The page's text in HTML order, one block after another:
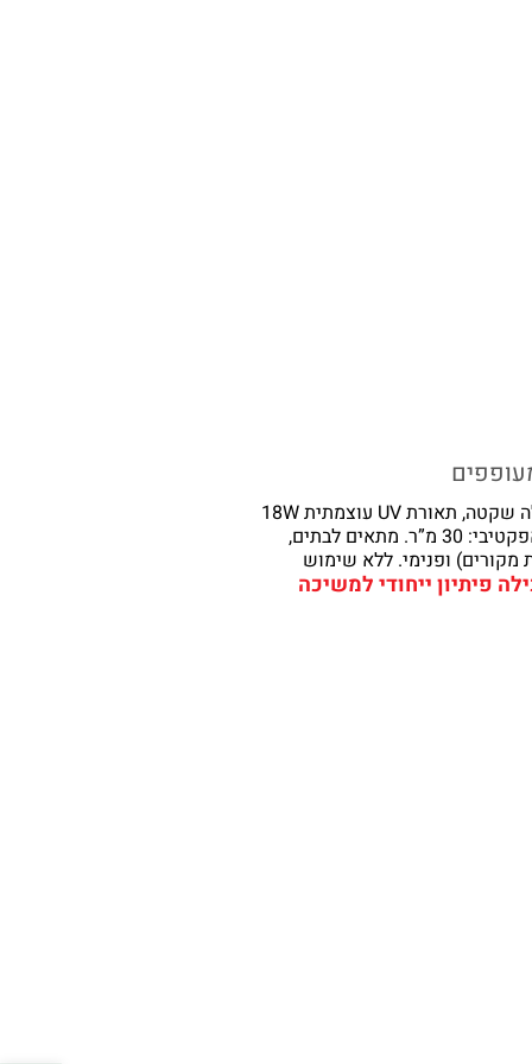
קטלן חדש ועוצמתי, ידידותי ובטוח לסביבה. פעולה שקטה, תאורת UV עוצמתית 18W
מיוחדת למשיכת חרקים מוגברת. רדיוס משיכה אפקטיבי: 30 מ”ר. מתאים לבתים,
מקורים) ופנימי. ללא שימוש
פיתיון ייחודי למשיכה